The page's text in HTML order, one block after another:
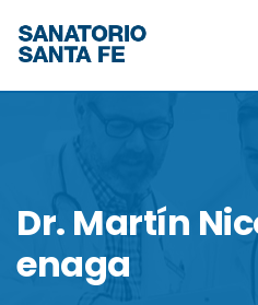
Dr. Martín
Enaga